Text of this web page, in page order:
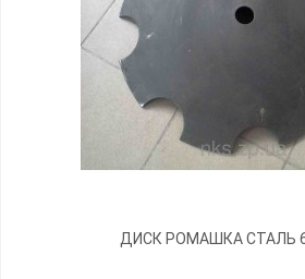
ДИСК РОМАШКА СТАЛЬ